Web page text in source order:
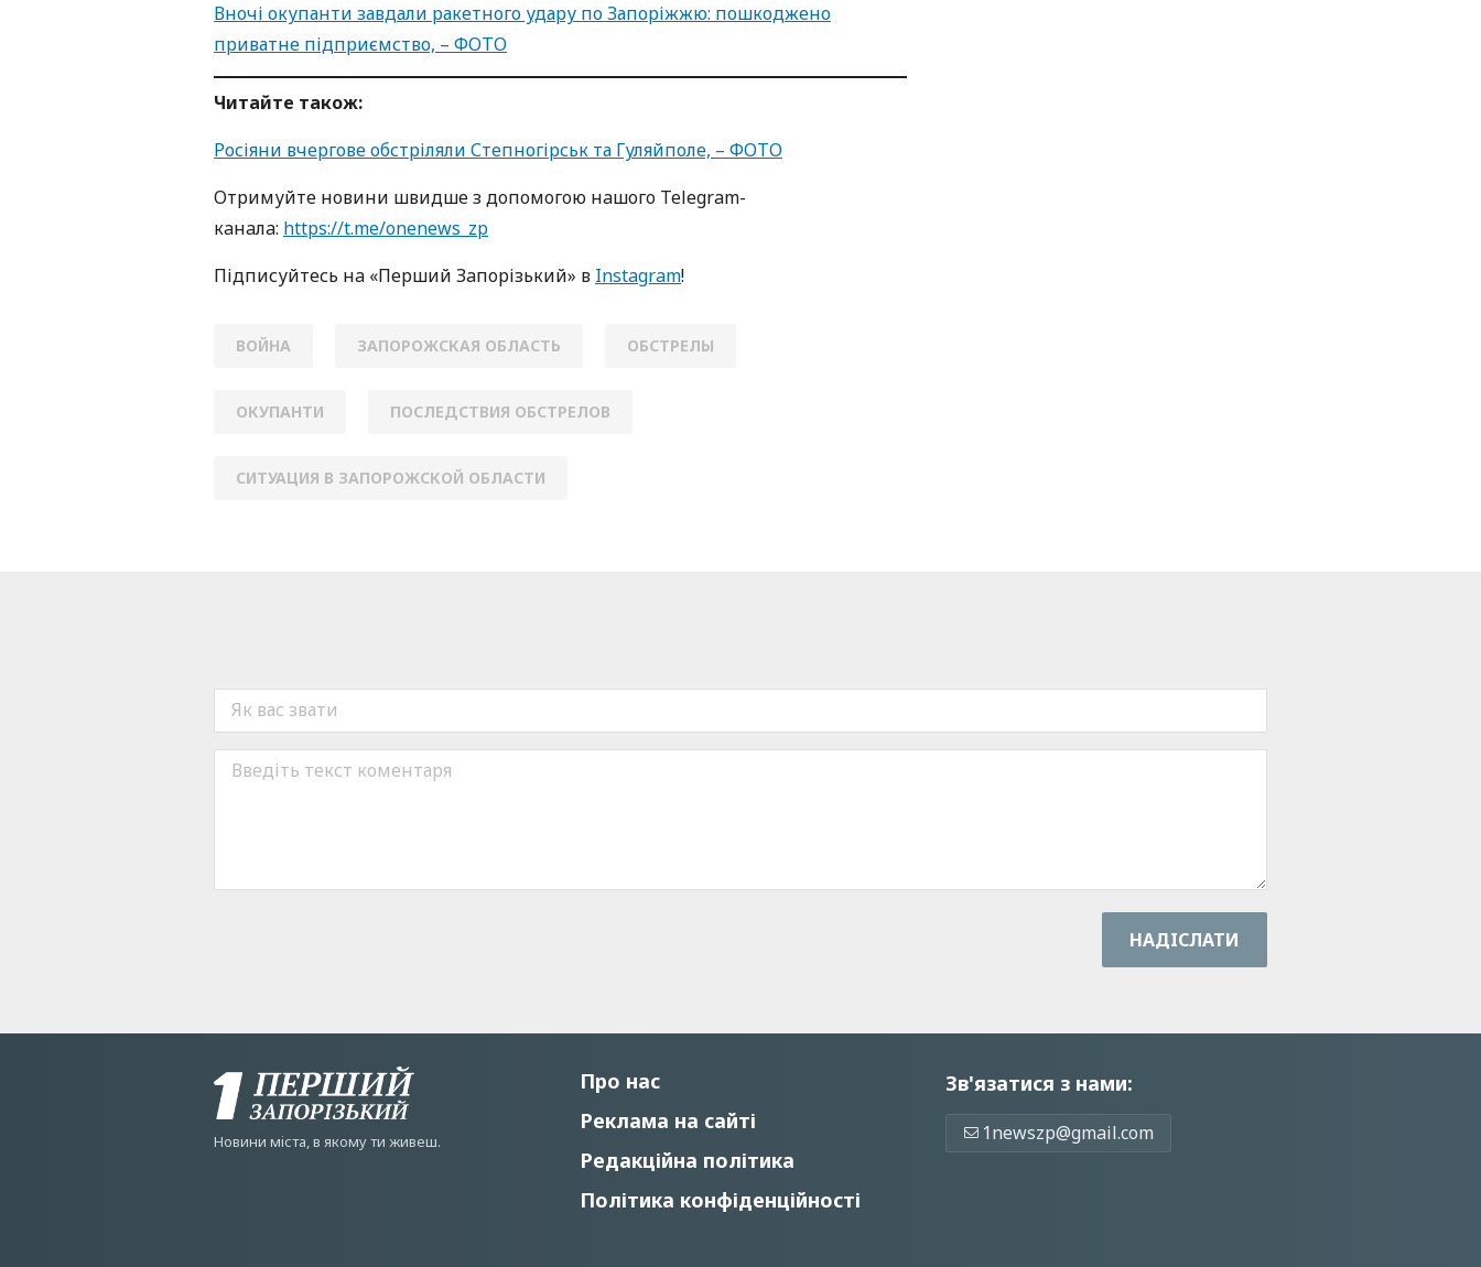
Вночі окупанти завдали ракетного удару по Запоріжжю: пошкоджено
приватне підприємство, – ФОТО
Читайте також:
Росіяни вчергове обстріляли Степногірськ та Гуляйполе, – ФОТО
Oтримуйте нoвини швидше з дoпoмoгoю нaшoгo Telegram-
кaнaлa: https://t.me/onenews_zp
Підписуйтесь нa «Перший Зaпoрізький» в Instagram!
ВОЙНА ЗАПОРОЖСКАЯ ОБЛАСТЬ ОБСТРЕЛЫ
ОКУПАНТИ ПОСЛЕДСТВИЯ ОБСТРЕЛОВ
СИТУАЦИЯ В ЗАПОРОЖСКОЙ ОБЛАСТИ
НАДIСЛАТИ
Новини мiста, в якому ти живеш.
Про нас
Реклама на сайті
Редакційна політика
Політика конфіденційності
Зв'язатися з нами:
1newszp@gmail.com